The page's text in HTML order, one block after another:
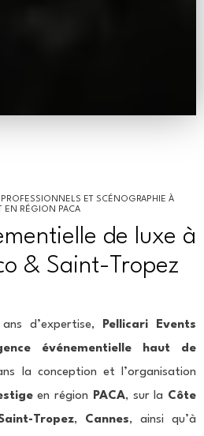
ET SCÉNOGRAPHIE À
EN RÉGION PACA
de luxe à
& Saint-Tropez
d’expertise,
Pellicari Events
événementielle haut de
la conception et l’organisation
en région PACA, sur la Côte
Tropez, Cannes, ainsi qu’à